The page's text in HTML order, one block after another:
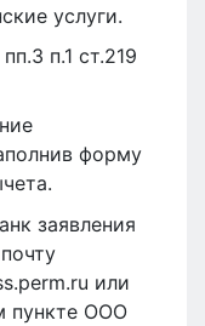
услуги.
п.1 ст.219
форму
заявления
или
пункте ООО